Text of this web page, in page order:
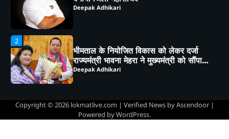
“कल का कालाढूंगी कैसा हो” विषय पर हुआ
व्यापक मंथन
Deepak Adhikari
4
हल्द्वानी: कैबिनेट मंत्री राम सिंह कैड़ा ने लगाया
अधिकारियों को दिए सख्त निर्देश
Deepak Adhikari
Copyright © 2026 lokmatlive.com | Verified News byAscendoor|
Powered byWordPress.